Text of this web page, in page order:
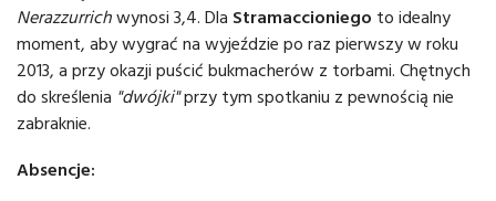
Nerazzurrichwynosi 3,4. Dla Stramaccioniego to idealny
moment, aby wygrać na wyjeździe po raz pierwszy w roku
2013, a przy okazji puścić bukmacherów z torbami. Chętnych
do skreślenia "dwójki"przy tym spotkaniu z pewnością nie
zabraknie.
Absencje: